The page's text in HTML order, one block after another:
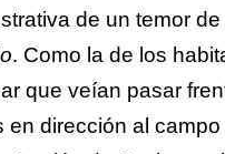
de un temor de
. Como la de los
que veían pasar
en dirección al campo